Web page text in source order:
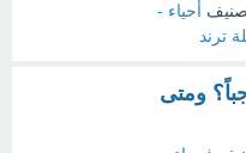
أحياء -
ترند
ومتى